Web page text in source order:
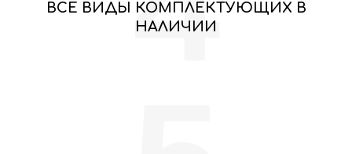
ВСЕ ВИДЫ КОМПЛЕКТУЮЩИХ В
НАЛИЧИИ